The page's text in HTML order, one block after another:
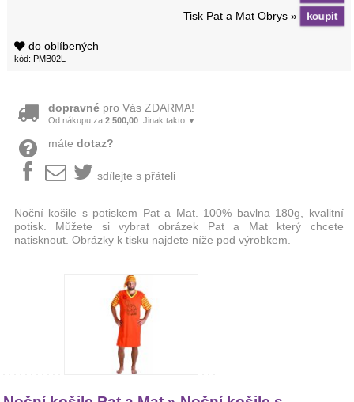
Tisk Pat a Mat Obrys »
do oblíbených
kód: PMB02L
dopravnépro Vás ZDARMA!
Od nákupu za 2 500,00. Jinak takto ▼
máte dotaz?
sdílejte s přáteli
Noční košile s potiskem Pat a Mat. 100% bavlna 180g, kvalitní
potisk. Můžete si vybrat obrázek Pat a Mat který chcete
natisknout. Obrázky k tisku najdete níže pod výrobkem.